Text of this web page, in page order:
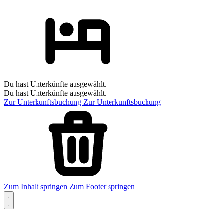
Du hast Unterkünfte ausgewählt.
Du hast Unterkünfte ausgewählt.
Zur Unterkunftsbuchung Zur Unterkunftsbuchung
Zum Inhalt springen Zum Footer springen